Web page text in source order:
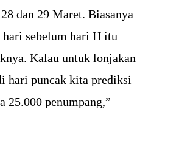
dan 29 Maret. Biasanya
hari sebelum hari H itu
Kalau untuk lonjakan
hari puncak kita prediksi
25.000 penumpang,”